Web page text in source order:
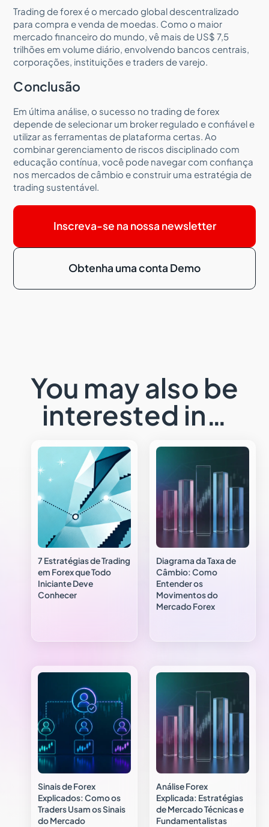
Trading de forex é o mercado global descentralizado
para compra e venda de moedas. Como o maior
mercado financeiro do mundo, vê mais de US$ 7,5
trilhões em volume diário, envolvendo bancos centrais,
corporações, instituições e traders de varejo.
Conclusão
Em última análise, o sucesso no trading de forex
depende de selecionar um broker regulado e confiável e
utilizar as ferramentas de plataforma certas. Ao
combinar gerenciamento de riscos disciplinado com
educação contínua, você pode navegar com confiança
nos mercados de câmbio e construir uma estratégia de
trading sustentável.
Inscreva-se na nossa newsletter
Obtenha uma conta Demo
You may also be
interested in…
7 Estratégias de Trading
em Forex que Todo
Iniciante Deve
Conhecer
Diagrama da Taxa de
Câmbio: Como
Entender os
Movimentos do
Mercado Forex
Sinais de Forex
Explicados: Como os
Traders Usam os Sinais
do Mercado
Análise Forex
Explicada: Estratégias
de Mercado Técnicas e
Fundamentalistas